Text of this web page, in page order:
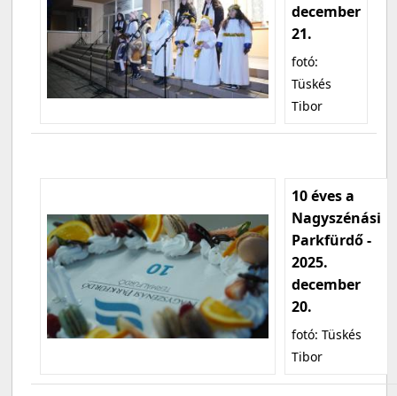
december
21.
fotó:
Tüskés
Tibor
10 éves a
Nagyszénási
Parkfürdő -
2025.
december
20.
fotó: Tüskés
Tibor